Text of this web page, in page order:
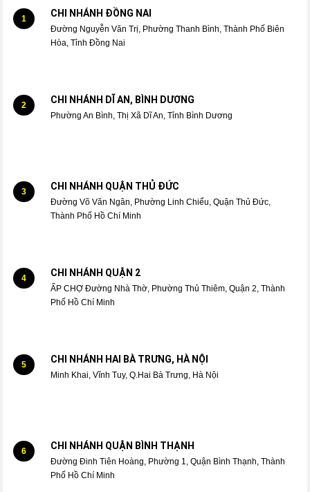
1 CHI NHÁNH ĐỒNG NAI
Đường Nguyễn Văn Trị, Phường Thanh Bình, Thành Phố Biên
Hòa, Tỉnh Đồng Nai
2 CHI NHÁNH DĨ AN, BÌNH DƯƠNG
Phường An Bình, Thị Xã Dĩ An, Tỉnh Bình Dương
3 CHI NHÁNH QUẬN THỦ ĐỨC
Đường Võ Văn Ngân, Phường Linh Chiểu, Quận Thủ Đức,
Thành Phố Hồ Chí Minh
4 CHI NHÁNH QUẬN 2
ẤP CHỢ Đường Nhà Thờ, Phường Thủ Thiêm, Quận 2, Thành
Phố Hồ Chí Minh
5 CHI NHÁNH HAI BÀ TRƯNG, HÀ NỘI
Minh Khai, Vĩnh Tuy, Q.Hai Bà Trưng, Hà Nội
6 CHI NHÁNH QUẬN BÌNH THẠNH
Đường Đinh Tiên Hoàng, Phường 1, Quận Bình Thạnh, Thành
Phố Hồ Chí Minh